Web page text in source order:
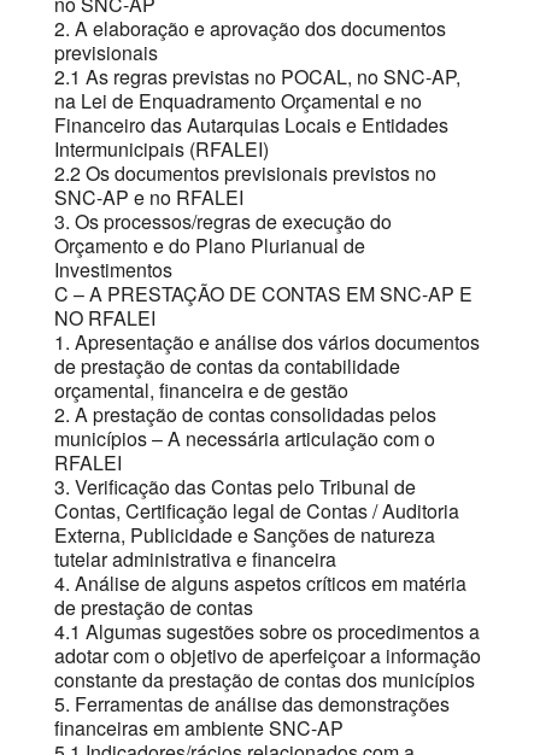
2. A elaboração e aprovação dos documentos
previsionais
2.1 As regras previstas no POCAL, no SNC-AP,
na Lei de Enquadramento Orçamental e no
Financeiro das Autarquias Locais e Entidades
Intermunicipais (RFALEI)
2.2 Os documentos previsionais previstos no
SNC-AP e no RFALEI
3. Os processos/regras de execução do
Orçamento e do Plano Plurianual de
Investimentos
C – A PRESTAÇÃO DE CONTAS EM SNC-AP E
NO RFALEI
1. Apresentação e análise dos vários documentos
de prestação de contas da contabilidade
orçamental, financeira e de gestão
2. A prestação de contas consolidadas pelos
municípios – A necessária articulação com o
RFALEI
3. Verificação das Contas pelo Tribunal de
Contas, Certificação legal de Contas / Auditoria
Externa, Publicidade e Sanções de natureza
tutelar administrativa e financeira
4. Análise de alguns aspetos críticos em matéria
de prestação de contas
4.1 Algumas sugestões sobre os procedimentos a
adotar com o objetivo de aperfeiçoar a informação
constante da prestação de contas dos municípios
5. Ferramentas de análise das demonstrações
financeiras em ambiente SNC-AP